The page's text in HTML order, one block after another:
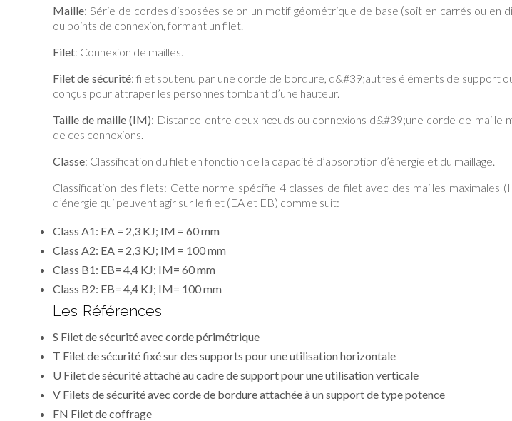
Maille: Série de cordes disposées selon un motif géométrique de base (soit en carrés ou en
ou points de connexion, formant un filet.
Filet: Connexion de mailles.
Filet de sécurité: filet soutenu par une corde de bordure, d&#39;autres éléments de support
conçus pour attraper les personnes tombant d’une hauteur.
Taille de maille (IM): Distance entre deux nœuds ou connexions d&#39;une corde de maille
de ces connexions.
Classe: Classification du filet en fonction de la capacité d’absorption d’énergie et du maillage.
Classification des filets: Cette norme spécifie 4 classes de filet avec des mailles maximales
d’énergie qui peuvent agir sur le filet (EA et EB) comme suit:
Class A1: EA = 2,3 KJ; IM = 60 mm
Class A2: EA = 2,3 KJ; IM = 100 mm
Class B1: EB= 4,4 KJ; IM= 60 mm
Class B2: EB= 4,4 KJ; IM= 100 mm
Les Références
S Filet de sécurité avec corde périmétrique
T Filet de sécurité fixé sur des supports pour une utilisation horizontale
U Filet de sécurité attaché au cadre de support pour une utilisation verticale
V Filets de sécurité avec corde de bordure attachée à un support de type potence
FN Filet de coffrage